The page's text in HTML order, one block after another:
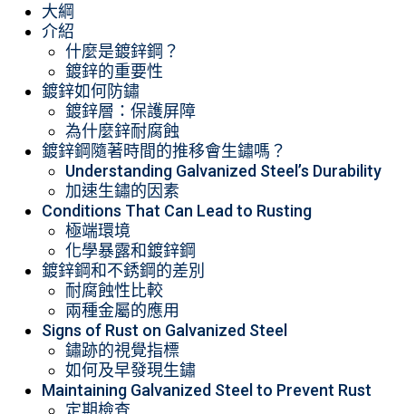
大綱
介紹
什麼是鍍鋅鋼？
鍍鋅的重要性
鍍鋅如何防鏽
鍍鋅層：保護屏障
為什麼鋅耐腐蝕
鍍鋅鋼隨著時間的推移會生鏽嗎？
Understanding Galvanized Steel’s Durability
加速生鏽的因素
Conditions That Can Lead to Rusting
極端環境
化學暴露和鍍鋅鋼
鍍鋅鋼和不銹鋼的差別
耐腐蝕性比較
兩種金屬的應用
Signs of Rust on Galvanized Steel
鏽跡的視覺指標
如何及早發現生鏽
Maintaining Galvanized Steel to Prevent Rust
定期檢查